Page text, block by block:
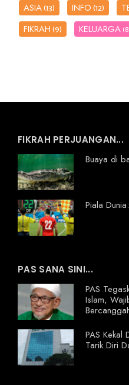
ASIA(13) INFO(12)
FIKRAH(9) KELUARGA
FIKRAH PERJUANGAN...
Buaya di
Piala
PAS SANA SINI...
PAS
Islam,
PAS Kekal
Tarik Diri